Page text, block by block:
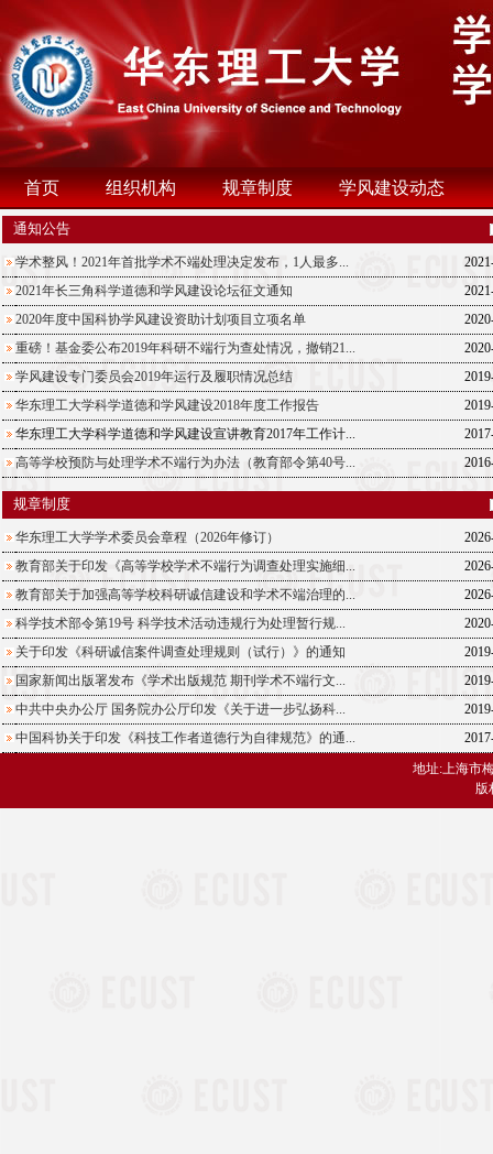
首页 组织机构 规章制度 学风建设动态
通知公告
学术整风！2021年首批学术不端处理决定发布，1人最多...
2021年长三角科学道德和学风建设论坛征文通知
2020年度中国科协学风建设资助计划项目立项名单
重磅！基金委公布2019年科研不端行为查处情况，撤销21...
学风建设专门委员会2019年运行及履职情况总结
华东理工大学科学道德和学风建设2018年度工作报告
华东理工大学科学道德和学风建设宣讲教育2017年工作计...
高等学校预防与处理学术不端行为办法（教育部令第40号...
规章制度
华东理工大学学术委员会章程（2026年修订）
教育部关于印发《高等学校学术不端行为调查处理实施细...
教育部关于加强高等学校科研诚信建设和学术不端治理的...
科学技术部令第19号 科学技术活动违规行为处理暂行规...
关于印发《科研诚信案件调查处理规则（试行）》的通知
国家新闻出版署发布《学术出版规范 期刊学术不端行文...
中共中央办公厅 国务院办公厅印发《关于进一步弘扬科...
中国科协关于印发《科技工作者道德行为自律规范》的通...
地址:上海市
版